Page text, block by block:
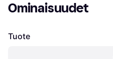
Ominaisuudet
Tuote